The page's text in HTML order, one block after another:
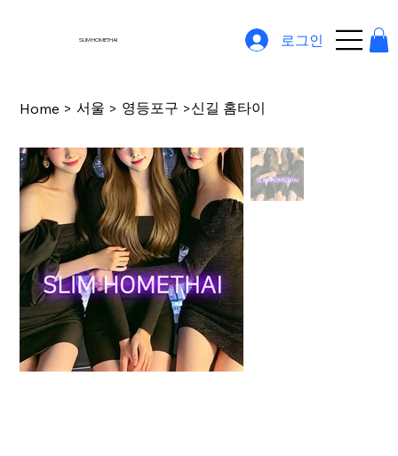
SLIM HOMETHAI 로그인
Home > 서울 > 영등포구 >신길 홈타이